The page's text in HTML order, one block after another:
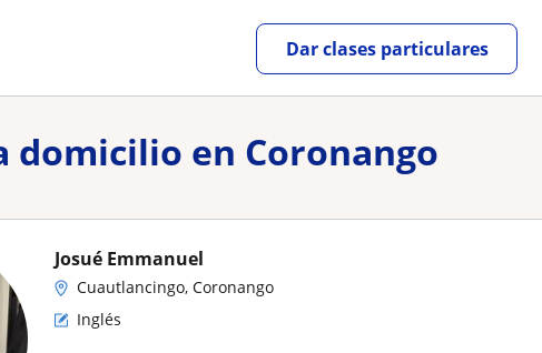
Dar clases particulares
domicilio en Coronango
Josué Emmanuel
Cuautlancingo, Coronango
Inglés